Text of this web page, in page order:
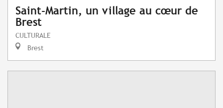
Saint-Martin, un village au cœur de
Brest
CULTURALE
Brest